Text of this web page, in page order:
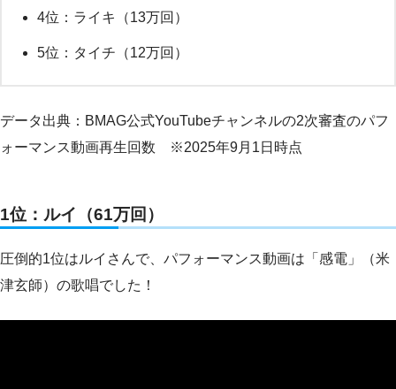
4位：ライキ（13万回）
5位：タイチ（12万回）
データ出典：BMAG公式YouTubeチャンネルの2次審査のパフ
ォーマンス動画再生回数 ※2025年9月1日時点
1位：ルイ（61万回）
圧倒的1位はルイさんで、パフォーマンス動画は「感電」（米
津玄師）の歌唱でした！